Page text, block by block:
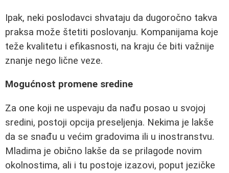
Ipak, neki poslodavci shvataju da dugoročno takva
praksa može štetiti poslovanju. Kompanijama koje
teže kvalitetu i efikasnosti, na kraju će biti važnije
znanje nego lične veze.
Mogućnost promene sredine
Za one koji ne uspevaju da nađu posao u svojoj
sredini, postoji opcija preseljenja. Nekima je lakše
da se snađu u većim gradovima ili u inostranstvu.
Mladima je obično lakše da se prilagode novim
okolnostima, ali i tu postoje izazovi, poput jezičke